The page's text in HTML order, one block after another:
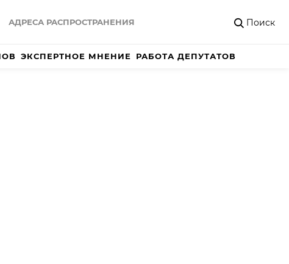
АДРЕСА РАСПРОСТРАНЕНИЯ Поиск
ЭКСПЕРТНОЕ МНЕНИЕ РАБОТА ДЕПУТАТОВ